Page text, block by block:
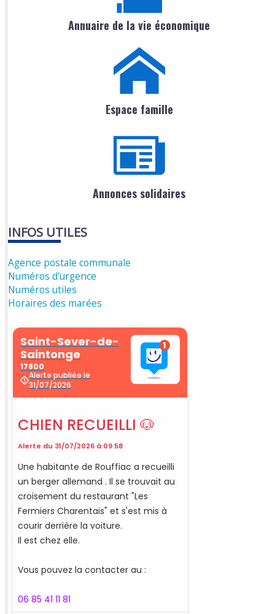
Annuaire de la vie économique
Espace famille
Annonces solidaires
INFOS UTILES
Agence postale communale
Numéros d'urgence
Numéros utiles
Horaires des marées